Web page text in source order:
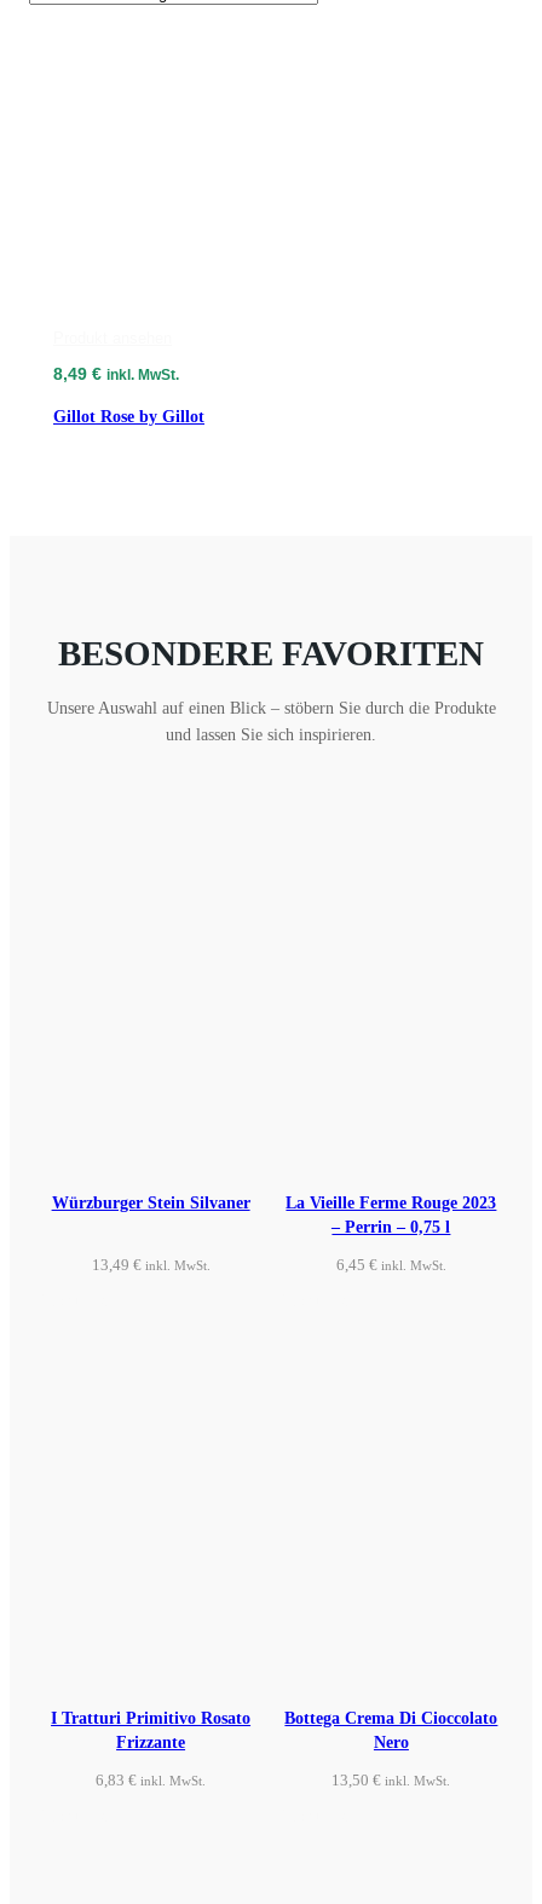
8,49 € inkl. MwSt.
Gillot Rose by Gillot
BESONDERE FAVORITEN
Unsere Auswahl auf einen Blick – stöbern Sie durch die Produkte
und lassen Sie sich inspirieren.
Würzburger Stein Silvaner
13,49 € inkl. MwSt.
La Vieille Ferme Rouge 2023
– Perrin – 0,75 l
6,45 € inkl. MwSt.
I Tratturi Primitivo Rosato
Frizzante
6,83€ inkl. MwSt.
Bottega Crema Di Cioccolato
Nero
13,50€ inkl. MwSt.